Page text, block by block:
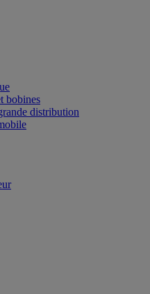
bobines
distribution